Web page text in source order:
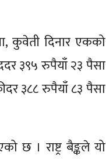
कुवेती दिनार एकको
३९५ रुपैयाँ २३ पैसा
३८८ रुपैयाँ ८३ पैसा
छ । राष्ट्र बैङ्कले यो